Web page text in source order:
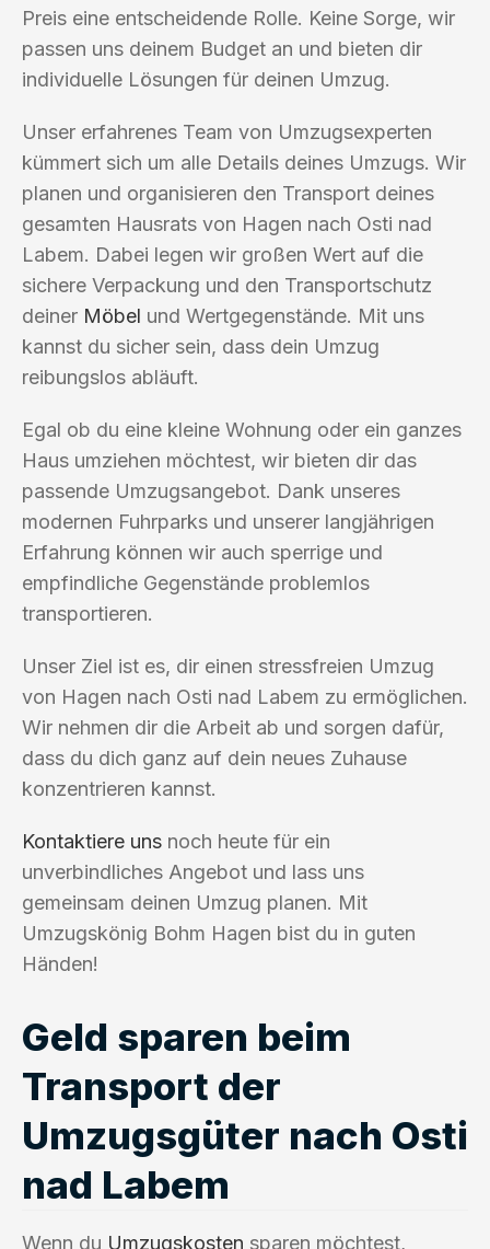
Preis eine entscheidende Rolle. Keine Sorge, wir
passen uns deinem Budget an und bieten dir
individuelle Lösungen für deinen Umzug.
Unser erfahrenes Team von Umzugsexperten
kümmert sich um alle Details deines Umzugs. Wir
planen und organisieren den Transport deines
gesamten Hausrats von Hagen nach Osti nad
Labem. Dabei legen wir großen Wert auf die
sichere Verpackung und den Transportschutz
deiner Möbel und Wertgegenstände. Mit uns
kannst du sicher sein, dass dein Umzug
reibungslos abläuft.
Egal ob du eine kleine Wohnung oder ein ganzes
Haus umziehen möchtest, wir bieten dir das
passende Umzugsangebot. Dank unseres
modernen Fuhrparks und unserer langjährigen
Erfahrung können wir auch sperrige und
empfindliche Gegenstände problemlos
transportieren.
Unser Ziel ist es, dir einen stressfreien Umzug
von Hagen nach Osti nad Labem zu ermöglichen.
Wir nehmen dir die Arbeit ab und sorgen dafür,
dass du dich ganz auf dein neues Zuhause
konzentrieren kannst.
Kontaktiere uns noch heute für ein
unverbindliches Angebot und lass uns
gemeinsam deinen Umzug planen. Mit
Umzugskönig Bohm Hagen bist du in guten
Händen!
Geld sparen beim
Transport der
Umzugsgüter nach Osti
nad Labem
Wenn du Umzugskosten sparen möchtest,